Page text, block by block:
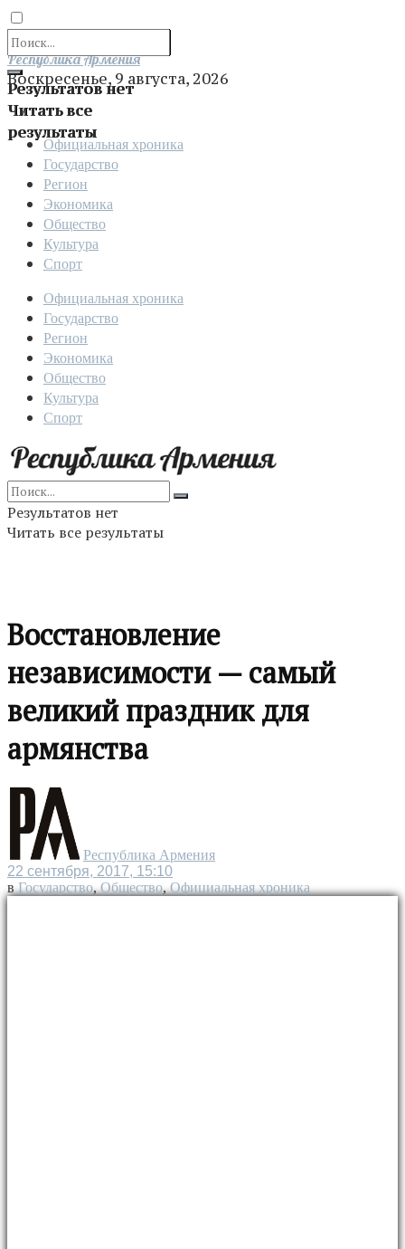
Результатов нет
Читать все
результаты
Отправить
Республика Армения
Воскресенье, 9 августа, 2026
Официальная хроника
Государство
Регион
Экономика
Общество
Культура
Спорт
Официальная хроника
Государство
Регион
Экономика
Общество
Культура
Спорт
Результатов нет
Читать все результаты
Восстановление
независимости — самый
великий праздник для
армянства
Республика Армения
22 сентября, 2017, 15:10
в Государство,Общество,Официальная хроника